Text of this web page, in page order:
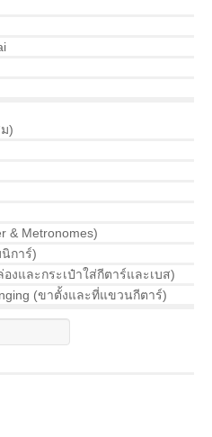
)
& Metronomes)
การ์)
องและกระเป๋าใส่กีตาร์และเบส)
(ขาตั้งและที่แขวนกีตาร์)